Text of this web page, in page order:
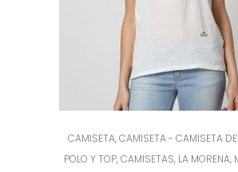
CAMISETA,CAMISETA - CAMISETA
POLO Y TOP,CAMISETAS, LA MORENA,